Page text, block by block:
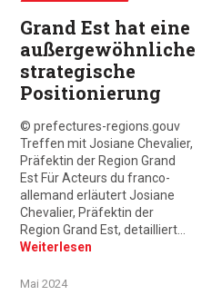
Grand Est hat eine
außergewöhnliche
strategische
Positionierung
© prefectures-regions.gouv
Treffen mit Josiane Chevalier,
Präfektin der Region Grand
Est Für Acteurs du franco-
allemand erläutert Josiane
Chevalier, Präfektin der
Region Grand Est, detailliert…
Weiterlesen
Mai 2024